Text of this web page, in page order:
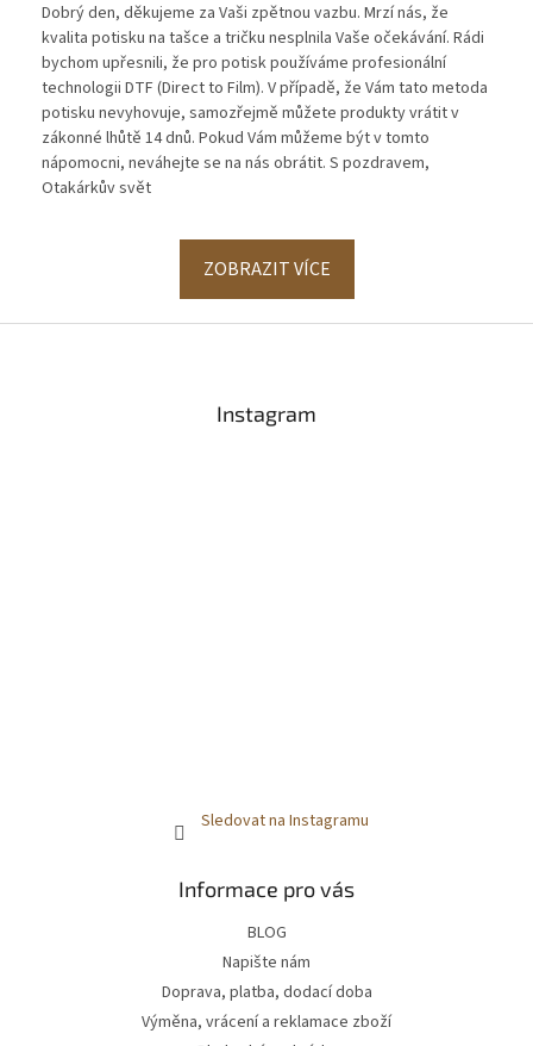
Dobrý den, děkujeme za Vaši zpětnou vazbu. Mrzí nás, že
kvalita potisku na tašce a tričku nesplnila Vaše očekávání. Rádi
bychom upřesnili, že pro potisk používáme profesionální
technologii DTF (Direct to Film). V případě, že Vám tato metoda
potisku nevyhovuje, samozřejmě můžete produkty vrátit v
zákonné lhůtě 14 dnů. Pokud Vám můžeme být v tomto
nápomocni, neváhejte se na nás obrátit. S pozdravem,
Otakárkův svět
ZOBRAZIT VÍCE
Instagram
Sledovat na Instagramu
Informace pro vás
BLOG
Napište nám
Doprava, platba, dodací doba
Výměna, vrácení a reklamace zboží